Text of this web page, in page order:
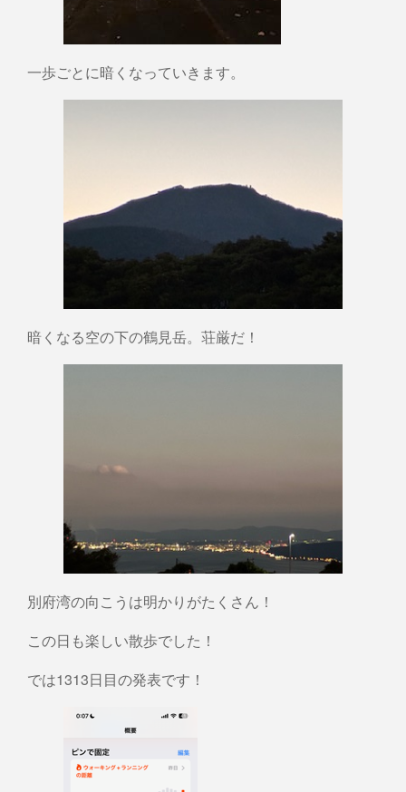
一歩ごとに暗くなっていきます。
暗くなる空の下の鶴見岳。荘厳だ！
別府湾の向こうは明かりがたくさん！
この日も楽しい散歩でした！
では1313日目の発表です！